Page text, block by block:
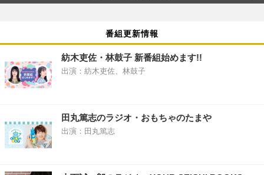
番組更新情報
紡木吏佐・林鼓子 新番組始めます!!
出演：紡木吏佐、林鼓子
田丸篤志のラジオ・おもちゃのたまや
出演：田丸篤志